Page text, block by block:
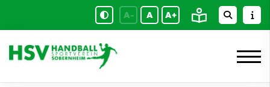
A- A A+